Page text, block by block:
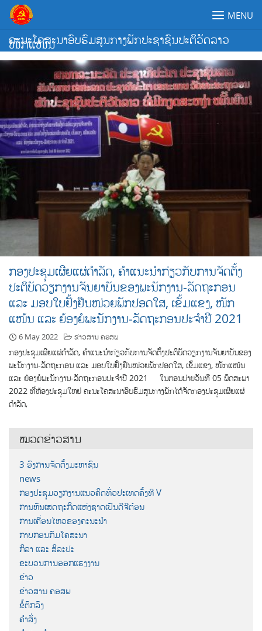
Skip
content
ຄະນະໂຄສະນາອົບຮົມສູນກາງພັກປະຊາຊົນປະຕິວັດລາວ
MENU
ໜັກແໜ້ນ
ກອງປະຊຸມເຜີຍແຜ່ດຳລັດ, ຄຳແນະນຳກ່ຽວກັບການຈັດຕັ້ງ
ປະຕິບັດວຽກງານຈັນຍາບັນຂອງພະນັກງານ-ລັດຖະກອນ
ແລະ ມອບໃບຢັ້ງຢືນໜ່ວຍພັກປອດໃສ, ເຂ້ັມແຂງ, ໜັກ
ແໜ້ນ ແລະ ຍ້ອງຍໍພະນັກງານ-ລັດຖະກອນປະຈຳປີ 2021
6 May 2022 ຂ່າວສານ ຄອສພ
ກອງປະຊຸມເຜີຍແຜ່ດຳລັດ, ຄຳແນະນຳກ່ຽວກັບການຈັດຕັ້ງປະຕິບັດວຽກງານຈັນຍາບັນຂອງ
ພະນັກງານ-ລັດຖະກອນ ແລະ ມອບໃບຢັ້ງຢືນໜ່ວຍພັກປອດໃສ, ເຂ້ັມແຂງ, ໜັກແໜ້ນ
ແລະ ຍ້ອງຍໍພະນັກງານ-ລັດຖະກອນປະຈຳປີ 2021 ໃນຕອນບ່າຍວັນທີ 05 ພຶດສະພາ
2022 ທີ່ຫ້ອງປະຊຸມໃຫຍ່ ຄະນະໂຄສະນາອົບຮົມສູນກາງພັກໄດ້ຈັດກອງປະຊຸມເຜີຍແຜ່
ດຳລັດ,
ໝວດຂ່າວສານ
3 ອົງການຈັດຕັ້ງມະຫາຊົນ
news
ກອງປະຊຸມວຽກງານແນວຄິດທົ່ວປະເທດຄັ້ງທີ V
ການຫັນເສດຖະກິດແຫ່ງຊາດເປັນດີຈີຕ໋ອນ
ການເຄື່ອນໄຫວຂອງຄະນະນຳ
ກາບກອນກົມໂຄສະນາ
ກິລາ ແລະ ສິລະປະ
ຂະບວນການອອກແຮງງານ
ຂ່າວ
ຂ່າວສານ ຄອສພ
ຂໍ້ຕົກລົງ
ຄຳສັ່ງ